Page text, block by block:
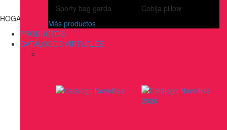
Sporty bag garda
Cobija pillow
Más productos
PRODUCTOS
CATÁLOGOS VIRTUALES
HOGAR